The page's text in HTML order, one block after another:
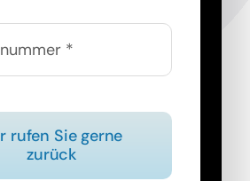
rufen Sie gerne
zurück